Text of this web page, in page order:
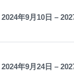
2024年9月10日 –
2024年9月24日 –